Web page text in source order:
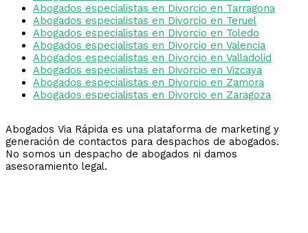
Abogados especialistas en Divorcio en Tarragona
Abogados especialistas en Divorcio en Teruel
Abogados especialistas en Divorcio en Toledo
Abogados especialistas en Divorcio en Valencia
Abogados especialistas en Divorcio en Valladolid
Abogados especialistas en Divorcio en Vizcaya
Abogados especialistas en Divorcio en Zamora
Abogados especialistas en Divorcio en Zaragoza
Abogados Via Rápida es una plataforma de marketing y
generación de contactos para despachos de abogados.
No somos un despacho de abogados ni damos
asesoramiento legal.